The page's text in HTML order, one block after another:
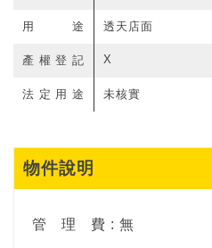
用途 透天店面
產權登記 X
法定用途 未核實
物件說明
管 理 費 : 無